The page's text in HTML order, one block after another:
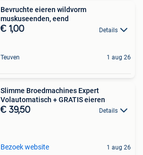
Bevruchte eieren wildvorm
muskuseenden, eend
€ 1,00 Details
Teuven 1 aug 26
Slimme Broedmachines Expert
Volautomatisch + GRATIS eieren
€ 39,50 Details
Bezoek website 1 aug 26